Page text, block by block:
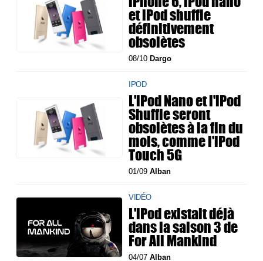
et iPod shuffle
définitivement
obsolètes
08/10 Dargo
IPOD
L'iPod Nano et l'iPod
Shuffle seront
obsolètes à la fin du
mois, comme l'iPod
Touch 5G
01/09Alban
VIDÉO
L'iPod existait déjà
dans la saison 3 de
For All Mankind
04/07Alban